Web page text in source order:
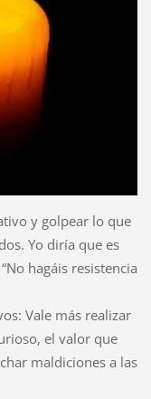
y golpear lo que
Yo diría que es
hagáis resistencia
Vale más realizar
el valor que
maldiciones a las